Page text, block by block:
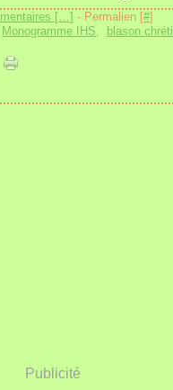
[…] - Permalien [#]
Monogramme IHS, blason
Publicité